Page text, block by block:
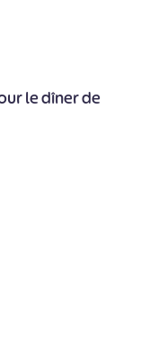
le dîner de